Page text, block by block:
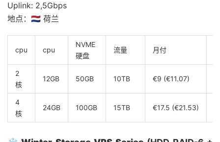
Uplink: 2,5Gbps
地点：🇳🇱 荷兰
cpu cpu
NVME
硬盘
流量 月付
2
核
12GB 50GB 10TB €9 (€11.07)
4
核
24GB 100GB 15TB €17.5 (€21.53)